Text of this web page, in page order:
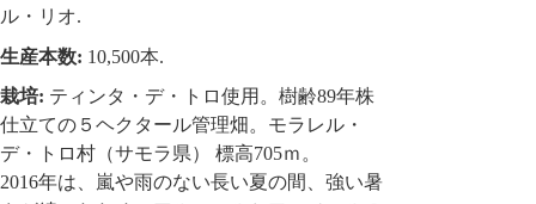
ル・リオ.
生産本数: 10,500本.
栽培: ティンタ・デ・トロ使用。樹齢89年株
仕立ての５ヘクタール管理畑。モラレル・
デ・トロ村（サモラ県） 標高705ｍ。
2016年は、嵐や雨のない長い夏の間、強い暑